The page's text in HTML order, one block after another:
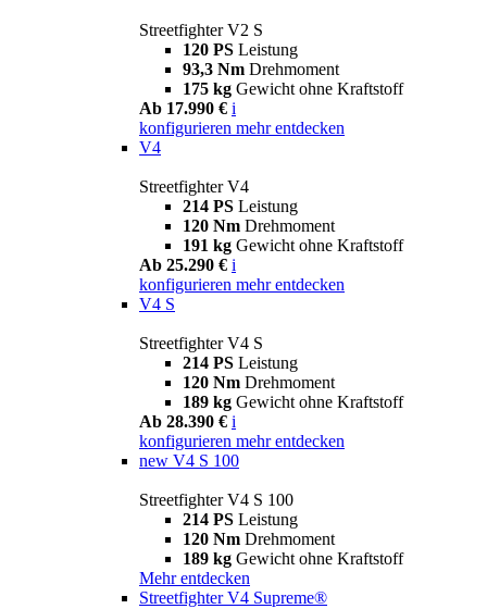
Streetfighter V2 S
120 PS Leistung
93,3 Nm Drehmoment
175 kg Gewicht ohne Kraftstoff
Ab 17.990 € i
konfigurieren mehr entdecken
V4
Streetfighter V4
214 PS Leistung
120 Nm Drehmoment
191 kg Gewicht ohne Kraftstoff
Ab 25.290 € i
konfigurieren mehr entdecken
V4 S
Streetfighter V4 S
214 PS Leistung
120 Nm Drehmoment
189 kg Gewicht ohne Kraftstoff
Ab 28.390 € i
konfigurieren mehr entdecken
new V4 S 100
Streetfighter V4 S 100
214 PS Leistung
120 Nm Drehmoment
189 kg Gewicht ohne Kraftstoff
Mehr entdecken
Streetfighter V4 Supreme®